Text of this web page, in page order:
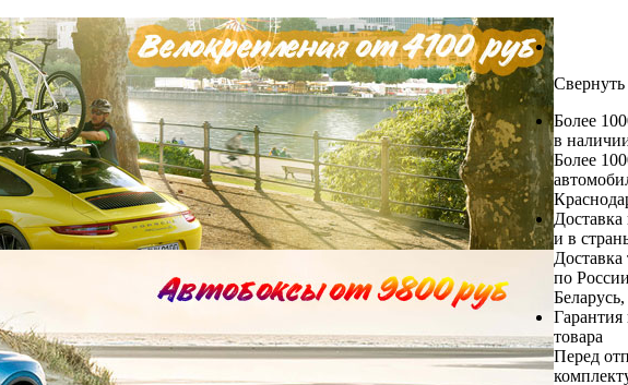
Более
в
Более
и в
по
Гарантия
товара
Перед